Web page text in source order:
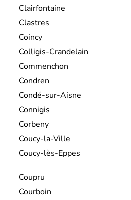
Clairfontaine
Clastres
Coincy
Colligis-Crandelain
Commenchon
Condren
Condé-sur-Aisne
Connigis
Corbeny
Coucy-la-Ville
Coucy-lès-Eppes
Coupru
Courboin